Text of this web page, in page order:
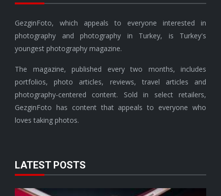
GezginFoto, which appeals to everyone interested in
photography and photography in Turkey, is Turkey's
youngest photography magazine.
The magazine, published every two months, includes
portfolios, photo articles, reviews, travel articles and
photography-centered content. Sold in select retailers,
GezginFoto has content that appeals to everyone who
loves taking photos.
LATEST POSTS